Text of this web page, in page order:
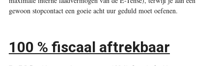
gewoon stopcontact een goeie acht uur geduld moet oefenen.
100 % fiscaal aftrekbaar